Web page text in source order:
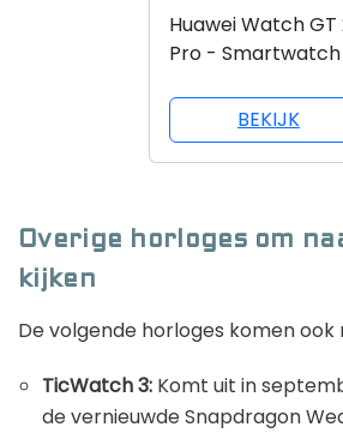
Huawei Watch GT
Pro -
BEKIJK
Overige horloges om
kijken
De volgende horloges komen ook
TicWatch 3: Komt uit in
de vernieuwde Snapdragon